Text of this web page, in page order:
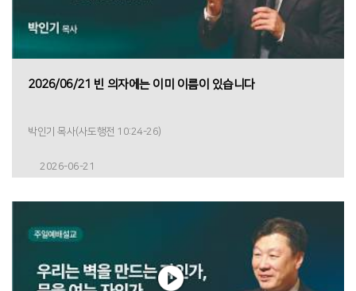
2026/06/21 빈 의자에는 이미 이름이 있습니다
박인기 목사(사도행전 10:24-26)
2026-06-21